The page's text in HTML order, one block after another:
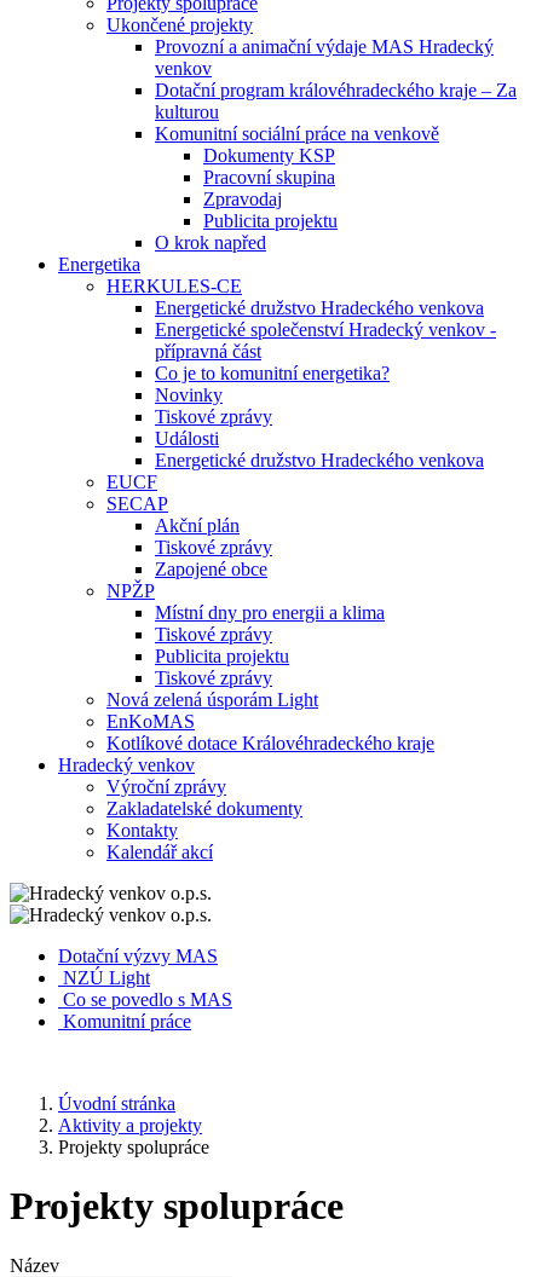
Ukončené projekty
Provozní a animační výdaje MAS Hradecký
venkov
Dotační program královéhradeckého kraje – Za
kulturou
Komunitní sociální práce na venkově
Dokumenty KSP
Pracovní skupina
Zpravodaj
Publicita projektu
O krok napřed
Energetika
HERKULES-CE
Energetické družstvo Hradeckého venkova
Energetické společenství Hradecký venkov -
přípravná část
Co je to komunitní energetika?
Novinky
Tiskové zprávy
Události
Energetické družstvo Hradeckého venkova
EUCF
SECAP
Akční plán
Tiskové zprávy
Zapojené obce
NPŽP
Místní dny pro energii a klima
Tiskové zprávy
Publicita projektu
Tiskové zprávy
Nová zelená úsporám Light
EnKoMAS
Kotlíkové dotace Královéhradeckého kraje
Hradecký venkov
Výroční zprávy
Zakladatelské dokumenty
Kontakty
Kalendář akcí
Dotační výzvy MAS
NZÚ Light
Co se povedlo s MAS
Komunitní práce
Úvodní stránka
Aktivity a projekty
Projekty spolupráce
Projekty spolupráce
Název